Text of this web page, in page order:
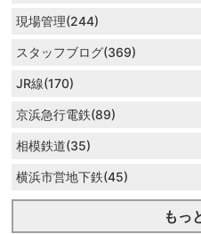
現場管理(244)
スタッフブログ(369)
JR線(170)
京浜急行電鉄(89)
相模鉄道(35)
横浜市営地下鉄(45)
もっ